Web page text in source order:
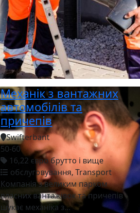
Механік з вантажних
автомобілів та
причепів
Swifterbant
50-60
16,22 євро брутто і вище
обслуговування, Transport
Компанія з великим парком
власних вантажівок та причепів
шукає механіка з...